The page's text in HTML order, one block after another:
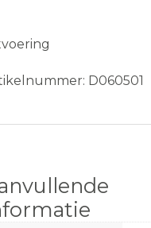
D060501